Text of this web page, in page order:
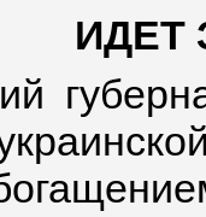
ИДЕТ